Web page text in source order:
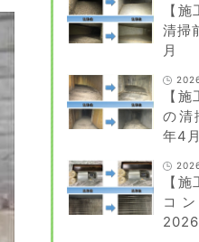
【
清掃
月
【
の清
年4月
【
コ